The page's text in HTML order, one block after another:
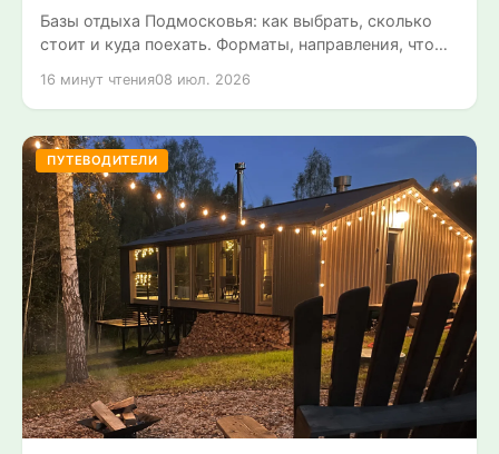
Базы отдыха Подмосковья: как выбрать, сколько
стоит и куда поехать. Форматы, направления, что
16 минут чтения08 июл. 2026
ПУТЕВОДИТЕЛИ